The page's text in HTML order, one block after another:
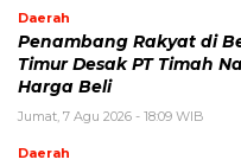
Daerah
Penambang Rakyat di
Timur Desak PT Timah
Harga Beli
Jumat, 7 Agu 2026 - 18:09 WIB
Daerah